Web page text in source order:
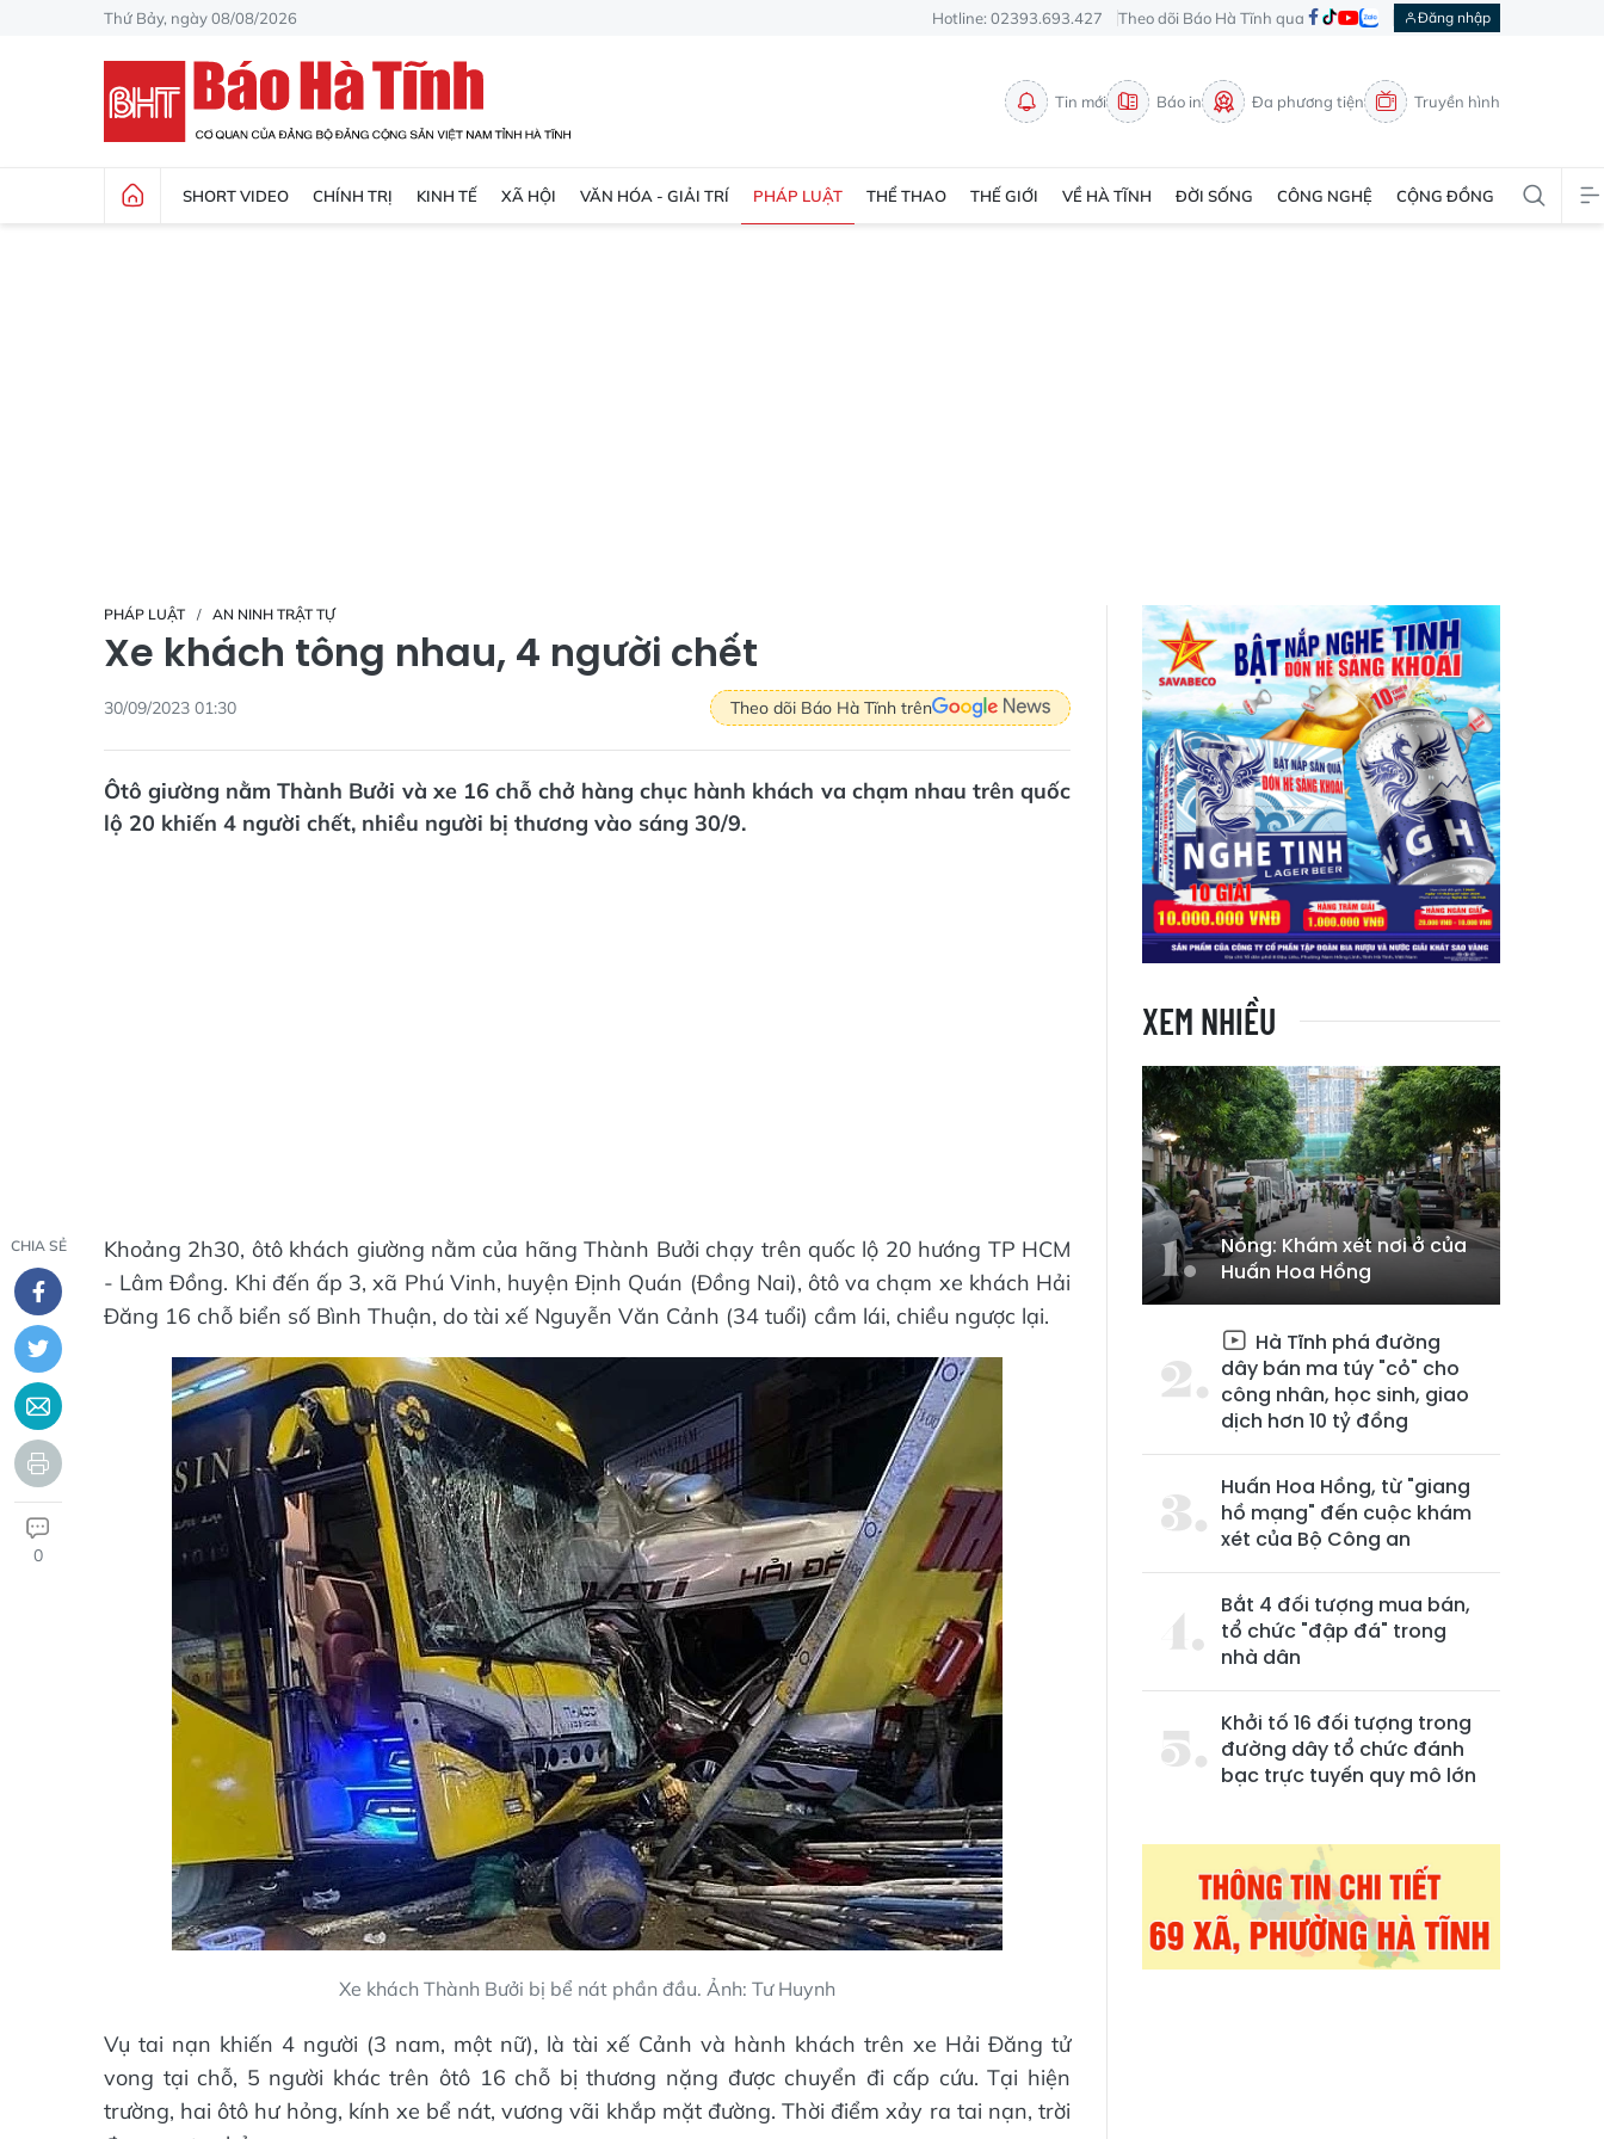
Thứ Bảy, ngày 08/08/2026 Hotline: 02393.693.427 Theo dõi Báo Hà Tĩnh qua Đăng nhập
Tin mới Báo in Đa phương tiện Truyền hình
SHORT VIDEO CHÍNH TRỊ KINH TẾ XÃ HỘI VĂN HÓA - GIẢI TRÍ PHÁP LUẬT THỂ THAO THẾ GIỚI VỀ HÀ TĨNH ĐỜI SỐNG CÔNG NGHỆ CỘNG ĐỒNG
PHÁP LUẬT AN NINH TRẬT TỰ
Xe khách tông nhau, 4 người chết
30/09/2023 01:30 Theo dõi Báo Hà Tĩnh trên
Ôtô giường nằm Thành Bưởi và xe 16 chỗ chở hàng chục hành khách va chạm nhau trên quốc
lộ 20 khiến 4 người chết, nhiều người bị thương vào sáng 30/9.
CHIA SẺ
0
Khoảng 2h30, ôtô khách giường nằm của hãng Thành Bưởi chạy trên quốc lộ 20 hướng TP HCM
- Lâm Đồng. Khi đến ấp 3, xã Phú Vinh, huyện Định Quán (Đồng Nai), ôtô va chạm xe khách Hải
Đăng 16 chỗ biển số Bình Thuận, do tài xế Nguyễn Văn Cảnh (34 tuổi) cầm lái, chiều ngược lại.
Xe khách Thành Bưởi bị bể nát phần đầu. Ảnh: Tư Huynh
Vụ tai nạn khiến 4 người (3 nam, một nữ), là tài xế Cảnh và hành khách trên xe Hải Đăng tử
vong tại chỗ, 5 người khác trên ôtô 16 chỗ bị thương nặng được chuyển đi cấp cứu. Tại hiện
trường, hai ôtô hư hỏng, kính xe bể nát, vương vãi khắp mặt đường. Thời điểm xảy ra tai nạn, trời
XEM NHIỀU
Nóng: Khám xét nơi ở của
Huấn Hoa Hồng
Hà Tĩnh phá đường
dây bán ma túy "cỏ" cho
công nhân, học sinh, giao
dịch hơn 10 tỷ đồng
Huấn Hoa Hồng, từ "giang
hồ mạng" đến cuộc khám
xét của Bộ Công an
Bắt 4 đối tượng mua bán,
tổ chức "đập đá" trong
nhà dân
Khởi tố 16 đối tượng trong
đường dây tổ chức đánh
bạc trực tuyến quy mô lớn